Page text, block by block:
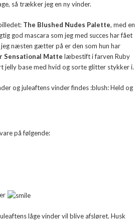
så trækker jeg en ny vinder.
The Blushed Nudes Palette, med en
god mascara som jeg med succes har fået
jeg næsten gætter på er den som hun har
Sensational Matte læbestift i farven Ruby
jelly base med hvid og sorte glitter stykker i.
og juleaftens vinder findes :blush: Held og
på følgende:
låge vinder vil blive afsløret. Husk